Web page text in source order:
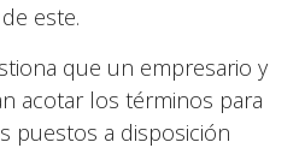
este.
que un empresario y
acotar los términos para
puestos a disposición